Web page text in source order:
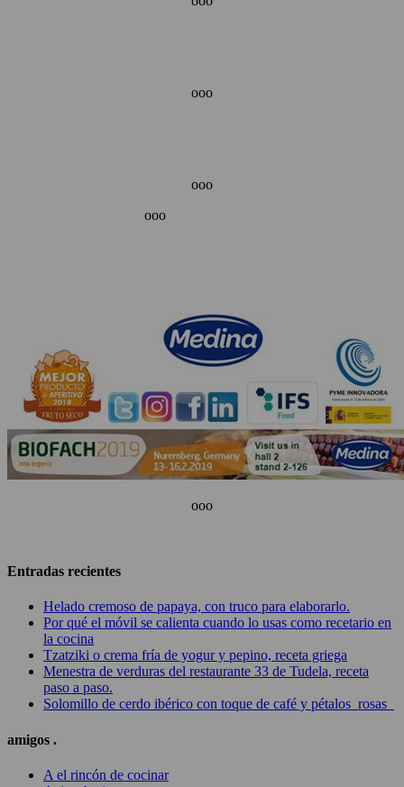
ooo
ooo
ooo
ooo
Entradas recientes
Helado cremoso de papaya, con truco para elaborarlo.
Por qué el móvil se calienta cuando lo usas como recetario en
la cocina
Tzatziki o crema fría de yogur y pepino, receta griega
Menestra de verduras del restaurante 33 de Tudela, receta
paso a paso.
Solomillo de cerdo ibérico con toque de café y pétalos rosas
amigos .
A el rincón de cocinar